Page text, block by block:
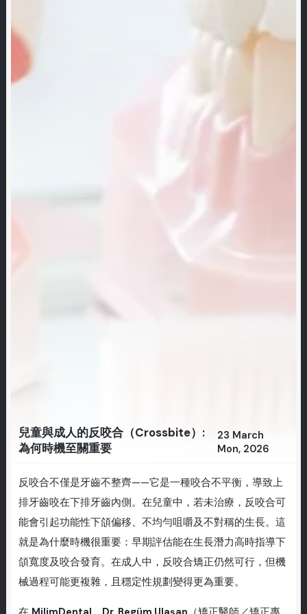
兒童與成人的反咬合（Crossbite）:
為何時機至關重要
23 March
Mon, 2026
反咬合不僅是牙齒不整齊——它是一種咬合不平衡，導致上
排牙齒咬在下排牙齒內側。在兒童中，若未治療，反咬合可
能會引起功能性下頜偏移、不均勻咀嚼及不對稱的生長。這
就是為什麼時機很重要：早期評估能在生長潛力高時指導下
頜寬度及咬合發育。在成人中，反咬合矯正仍然可行，但機
械過程可能更複雜，且穩定性規劃變得更為重要。